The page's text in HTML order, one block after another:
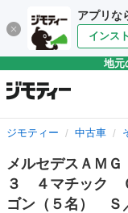
アプリな
インス
地元
ジモティー 中古車
メルセデスＡＭＧ
３ ４マチック
ゴン（５名） Ｓ